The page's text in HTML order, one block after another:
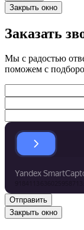
Закрыть окно
Заказать
Мы с радостью
поможем с
Закрыть окно